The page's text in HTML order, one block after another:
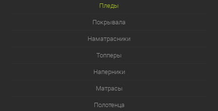
Пледы
Покрывала
Наматрасники
Топперы
Наперники
Матрасы
Полотенца